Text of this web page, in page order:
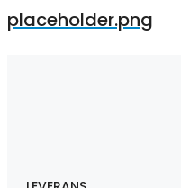
placeholder.png